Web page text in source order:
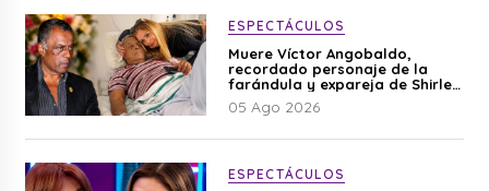
ESPECTÁCULOS
Muere Víctor Angobaldo,
recordado personaje de la
farándula y expareja de Shirley
Cherres
05 Ago 2026
ESPECTÁCULOS